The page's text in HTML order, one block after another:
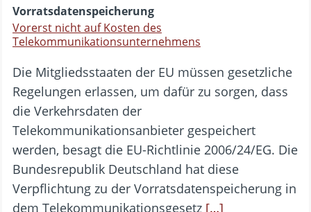
Vorratsdatenspeicherung
Vorerst nicht auf Kosten des
Telekommunikationsunternehmens
Die Mitgliedsstaaten der EU müssen gesetzliche
Regelungen erlassen, um dafür zu sorgen, dass
die Verkehrsdaten der
Telekommunikationsanbieter gespeichert
werden, besagt die EU-Richtlinie 2006/24/EG. Die
Bundesrepublik Deutschland hat diese
Verpflichtung zu der Vorratsdatenspeicherung in
dem Telekommunikationsgesetz […]